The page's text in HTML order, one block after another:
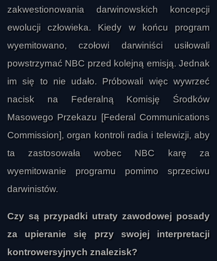
zakwestionowania darwinowskich koncepcji
ewolucji człowieka. Kiedy w końcu program
wyemitowano, czołowi darwiniści usiłowali
powstrzymać NBC przed kolejną emisją. Jednak
im się to nie udało. Próbowali więc wywrzeć
nacisk na Federalną Komisję Środków
Masowego Przekazu [Federal Communications
Commission], organ kontroli radia i telewizji, aby
ta zastosowała wobec NBC karę za
wyemitowanie programu pomimo sprzeciwu
darwinistów.
Czy są przypadki utraty zawodowej posady
za upieranie się przy swojej interpretacji
kontrowersyjnych znalezisk?